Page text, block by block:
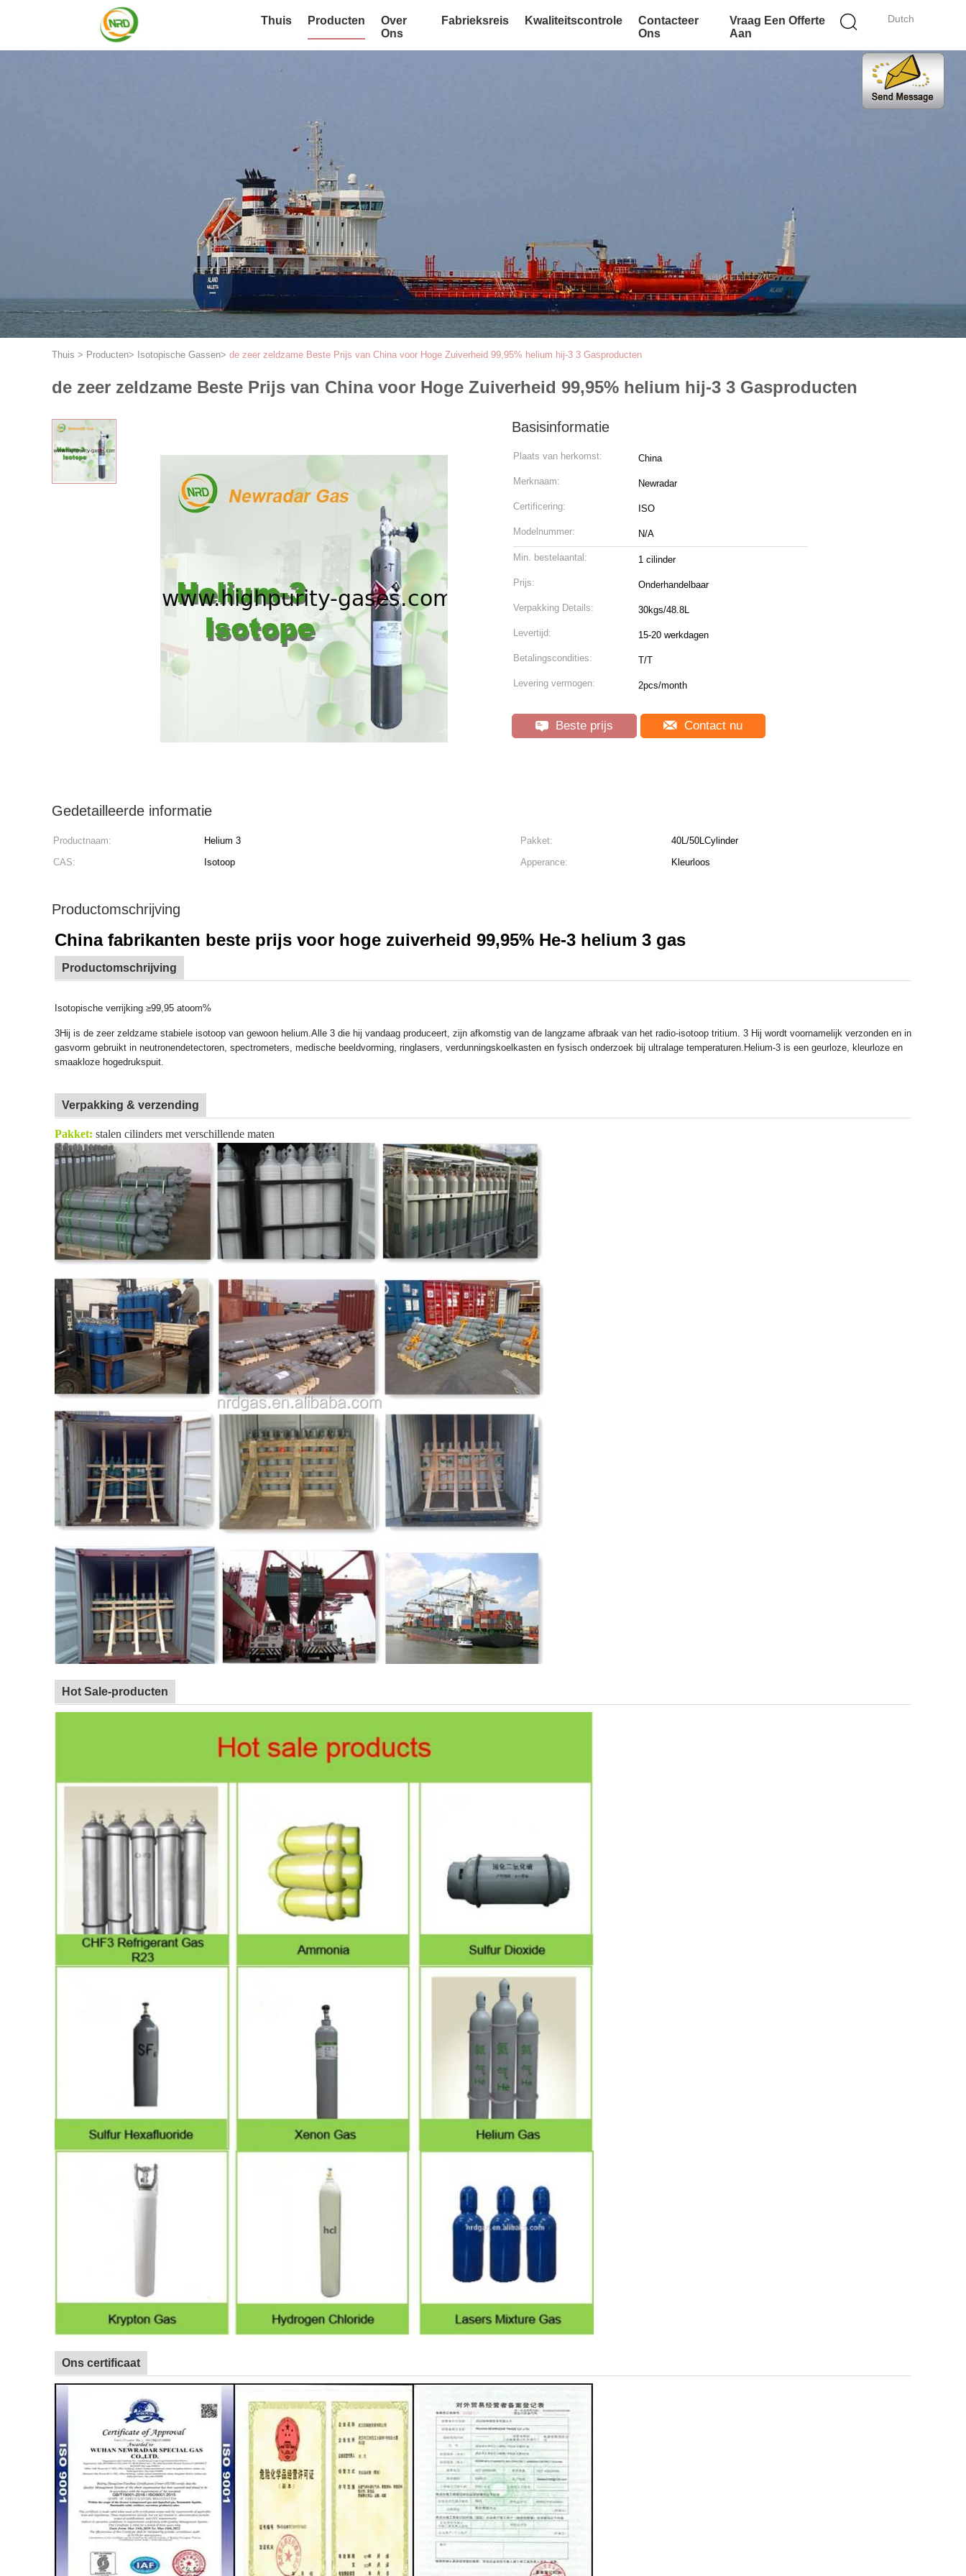
Dutch
Thuis Producten
Over
Ons
Fabrieksreis Kwaliteitscontrole
Contacteer
Ons
Vraag Een Offerte
Aan
Thuis > Producten> Isotopische Gassen> de zeer zeldzame Beste Prijs van China voor Hoge Zuiverheid 99,95% helium hij-3 3 Gasproducten
de zeer zeldzame Beste Prijs van China voor Hoge Zuiverheid 99,95% helium hij-3 3 Gasproducten
Basisinformatie
Plaats van herkomst: China
Merknaam: Newradar
Certificering: ISO
Modelnummer: N/A
Min. bestelaantal: 1 cilinder
Prijs: Onderhandelbaar
Verpakking Details: 30kgs/48.8L
Levertijd: 15-20 werkdagen
Betalingscondities: T/T
Levering vermogen: 2pcs/month
Beste prijs Contact nu
Gedetailleerde informatie
Productnaam: Helium 3 Pakket:
40L/50LCylinder
CAS:
Isotoop Apperance: Kleurloos
Productomschrijving
China fabrikanten beste prijs voor hoge zuiverheid 99,95% He-3 helium 3 gas
Productomschrijving
Isotopische verrijking ≥99,95 atoom%
3Hij is de zeer zeldzame stabiele isotoop van gewoon helium.Alle 3 die hij vandaag produceert, zijn afkomstig van de langzame afbraak van het radio-isotoop tritium. 3 Hij wordt voornamelijk verzonden en in
gasvorm gebruikt in neutronendetectoren, spectrometers, medische beeldvorming, ringlasers, verdunningskoelkasten en fysisch onderzoek bij ultralage temperaturen.Helium-3 is een geurloze, kleurloze en
smaakloze hogedrukspuit.
Verpakking & verzending
Pakket: stalen cilinders met verschillende maten
Hot Sale-producten
Ons certificaat